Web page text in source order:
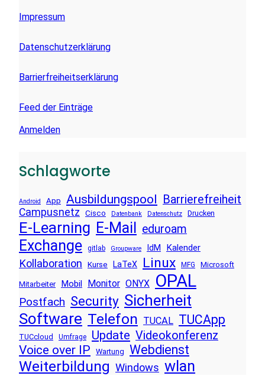
Impressum
Datenschutzerklärung
Barrierfreiheitserklärung
Feed der Einträge
Anmelden
Schlagworte
Android App Ausbildungspool Barrierefreiheit
Campusnetz Cisco Datenbank Datenschutz Drucken
E-Learning E-Mail eduroam
Exchange gitlab Groupware IdM Kalender
Kollaboration Kurse LaTeX Linux MFG Microsoft
Mitarbeiter Mobil Monitor ONYX OPAL
Postfach Security Sicherheit
Software Telefon TUCAL TUCApp
TUCcloud Umfrage Update Videokonferenz
Voice over IP Wartung Webdienst
Weiterbildung Windows wlan